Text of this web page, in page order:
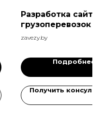
Разработка сайта
грузоперевозок и
грузчиков
zavezy.by
Подробнее
Получить